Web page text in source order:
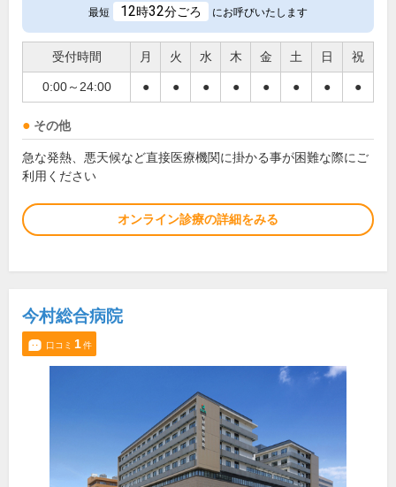
最短 12時32分ごろ にお呼びいたします
受付時間 月 火 水 木 金 土 日 祝
0:00～24:00 ● ● ● ● ● ● ● ●
その他
急な発熱、悪天候など直接医療機関に掛かる事が困難な際にご
利用ください
オンライン診療の詳細をみる
今村総合病院
口コミ 1件